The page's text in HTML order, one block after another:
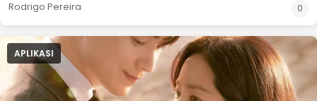
Rodrigo Pereira 0
APLIKASI